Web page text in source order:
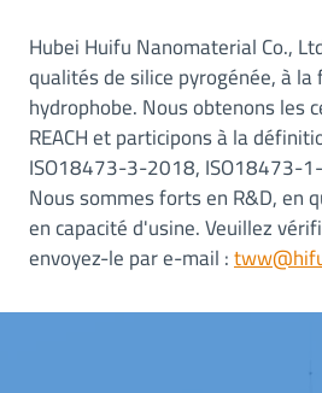
Hubei Huifu Nanomaterial Co.,
qualités de silice pyrogénée, à
hydrophobe. Nous obtenons les
REACH et participons à la
ISO18473-3-2018, ISO18473-
Nous sommes forts en R&D, en
en capacité d'usine. Veuillez
envoyez-le par e-mail :